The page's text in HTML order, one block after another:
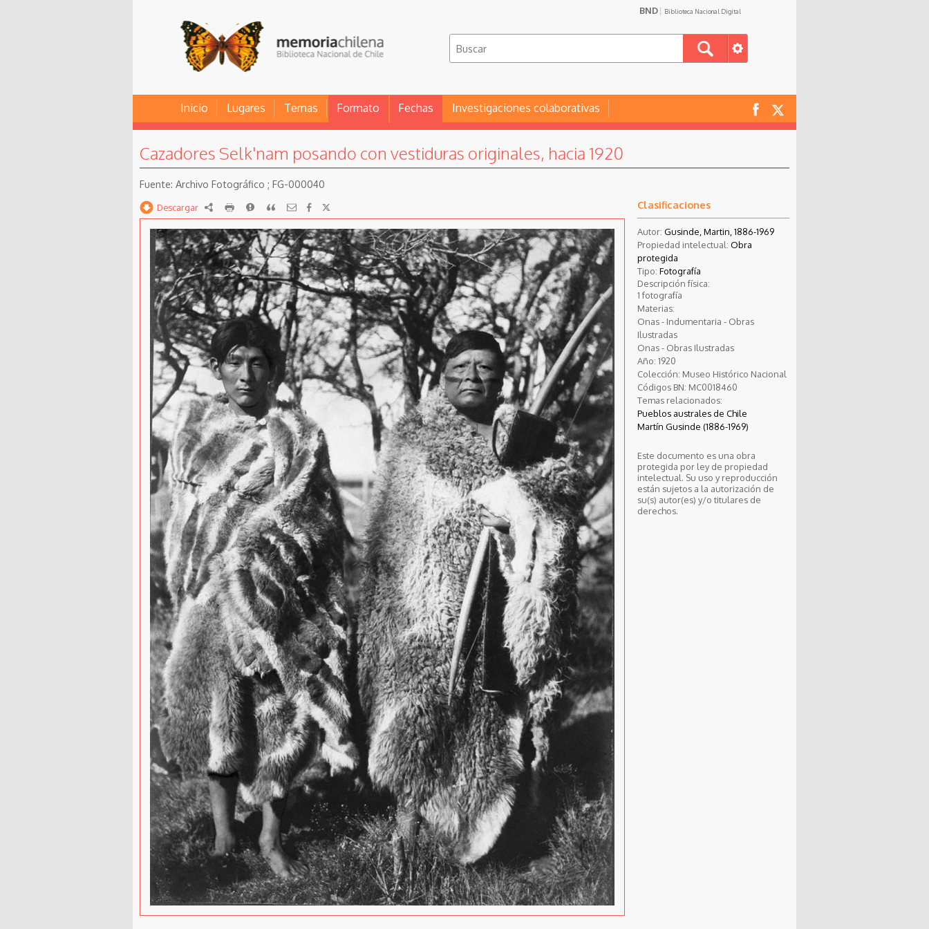
BND Biblioteca Nacional Digital
Inicio Lugares Temas Formato Fechas Investigaciones colaborativas
Cazadores Selk'nam posando con vestiduras originales, hacia 1920
Archivo Fotográfico ; FG-000040
Descargar RDF imprimirReportarCitar Clasificaciones
Autor: Gusinde, Martin, 1886-1969
Propiedad intelectual: Obra
protegida
Tipo: Fotografía
Descripción física:
1 fotografía
Materias:
Onas - Indumentaria - Obras
Ilustradas
Onas - Obras Ilustradas
Año: 1920
Colección: Museo Histórico Nacional
Códigos BN: MC0018460
Temas relacionados:
Pueblos australes de Chile
Martín Gusinde (1886-1969)
Este documento es una obra
protegida por ley de propiedad
intelectual. Su uso y reproducción
están sujetos a la autorización de
su(s) autor(es) y/o titulares de
derechos.